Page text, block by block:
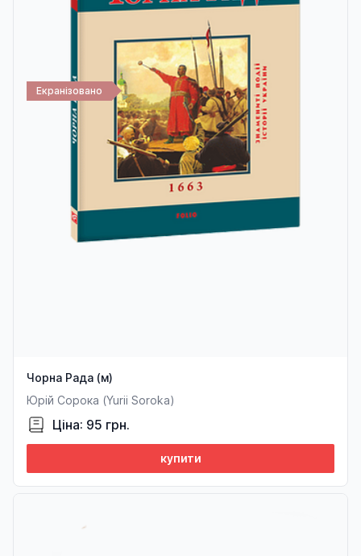
Екранізовано
Чорна Рада (м)
Юрій Сорока (Yurii Soroka)
Ціна: 95 грн.
купити